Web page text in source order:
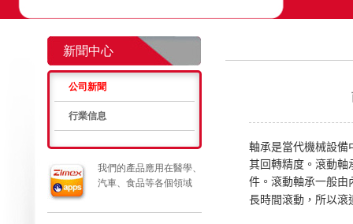
新聞中心
公司新聞
行業信息
我們的產品應用在醫學、
汽車、食品等各個領域
軸承是當代機械設備
其回轉精度。滾動軸
件。滾動軸承一般由
長時間滾動，所以滾